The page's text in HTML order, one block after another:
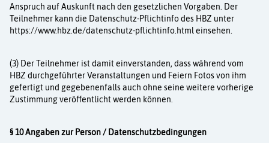
Anspruch auf Auskunft nach den gesetzlichen Vorgaben. Der
Teilnehmer kann die Datenschutz-Pflichtinfo des HBZ unter
https://www.hbz.de/datenschutz-pflichtinfo.html einsehen.
(3) Der Teilnehmer ist damit einverstanden, dass während vom
HBZ durchgeführter Veranstaltungen und Feiern Fotos von ihm
gefertigt und gegebenenfalls auch ohne seine weitere vorherige
Zustimmung veröffentlicht werden können.
§ 10 Angaben zur Person / Datenschutzbedingungen